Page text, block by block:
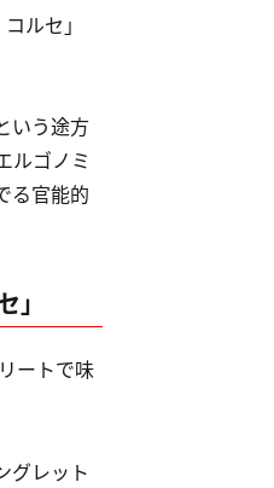
ルセ」
いう途方
ルゴノミ
る官能的
」
ートで味
グレット